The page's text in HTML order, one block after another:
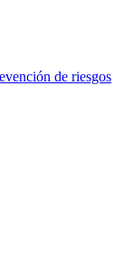
de riesgos